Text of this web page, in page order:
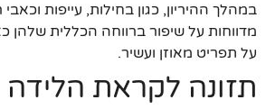
במהלך ההיריון, כגון בחילות, עייפות
מדווחות על שיפור ברווחה הכללית שלהן
על תפריט מאוזן ועשיר.
תזונה לקראת הלידה